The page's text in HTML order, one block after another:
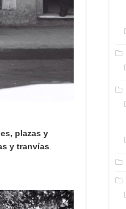
plazas y
y tranvías